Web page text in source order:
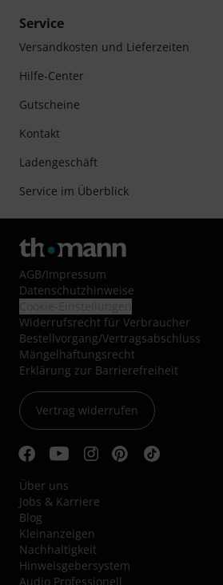
Service
Versandkosten und Lieferzeiten
Hilfe-Center
Gutscheine
Kontakt
Ladengeschäft
Service im Überblick
AGB/Impressum
Datenschutzhinweise
Widerrufsrecht für Verbraucher
Bestellvorgang/Vertragsabschluss
Mängelhaftungsrecht
Erklärung zur Barrierefreiheit
Vertrag widerrufen
Über uns
Jobs & Karriere
Blog
Kleinanzeigen
Nachhaltigkeit
Hinweisgebersystem
Audio Professionell